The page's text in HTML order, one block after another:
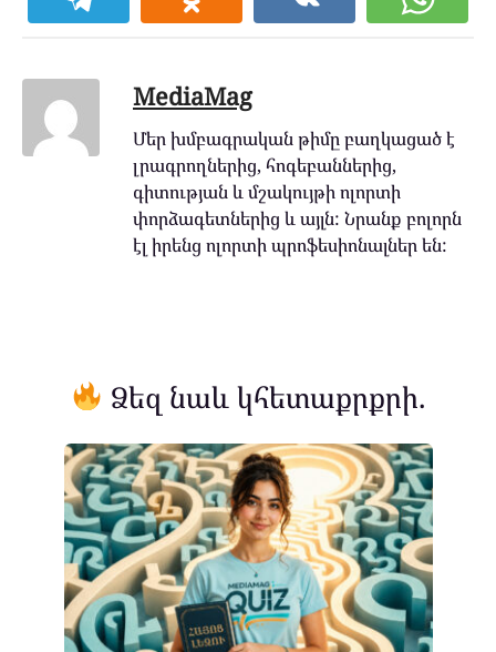
MediaMag
Մեր խմբագրական թիմը բաղկացած է
լրագրողներից, հոգեբաններից,
գիտության և մշակույթի ոլորտի
փորձագետներից և այլն: Նրանք բոլորն
էլ իրենց ոլորտի պրոֆեսիոնալներ են:
Ձեզ նաև կհետաքրքրի.